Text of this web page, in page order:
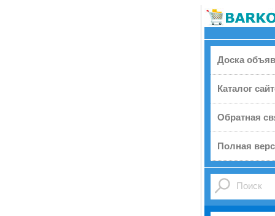
Доска
Каталог
Обратная
Полная